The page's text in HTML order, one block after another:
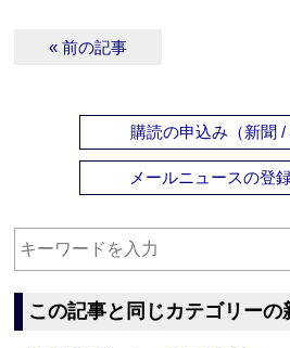
« 前の記事
購読の申込み（新聞 /
メールニュースの登
この記事と同じカテゴリーの